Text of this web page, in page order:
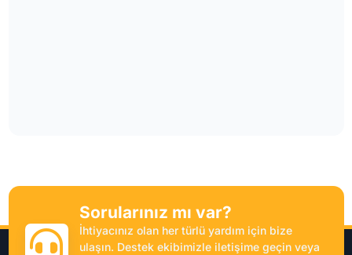
Sorularınız mı var?
İhtiyacınız olan her türlü yardım için bize
ulaşın. Destek ekibimizle iletişime geçin veya